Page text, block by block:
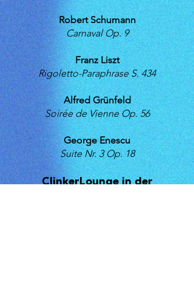
Robert Schumann
Carnaval Op. 9
Franz Liszt
Rigoletto-Paraphrase S. 434
Alfred Grünfeld
Soirée de Vienne Op. 56
George Enescu
Suite Nr. 3 Op. 18
ClinkerLounge in der